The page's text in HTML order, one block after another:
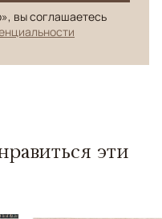
вы соглашаетесь
эти